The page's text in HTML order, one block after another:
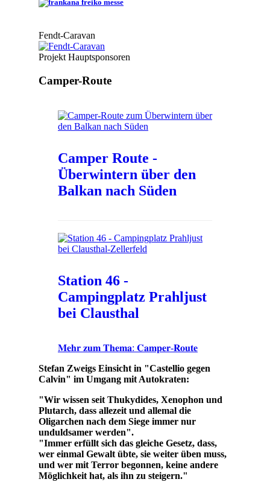
Fendt-Caravan
Projekt Hauptsponsoren
Camper-Route
Camper Route -
Überwintern über den
Balkan nach Süden
Station 46 -
Campingplatz Prahljust
bei Clausthal
𝐌𝐞𝐡𝐫 𝐳𝐮𝐦 𝐓𝐡𝐞𝐦𝐚: 𝐂𝐚𝐦𝐩𝐞𝐫-𝐑𝐨𝐮𝐭𝐞
Stefan Zweigs Einsicht in "Castellio gegen
Calvin" im Umgang mit Autokraten:
"Wir wissen seit Thukydides, Xenophon und
Plutarch, dass allezeit und allemal die
Oligarchen nach dem Siege immer nur
unduldsamer werden".
"Immer erfüllt sich das gleiche Gesetz, dass,
wer einmal Gewalt übte, sie weiter üben muss,
und wer mit Terror begonnen, keine andere
Möglichkeit hat, als ihn zu steigern."